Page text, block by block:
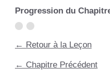
Progression du
← Retour à la Leçon
← Chapitre Précédent